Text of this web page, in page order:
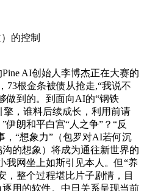
的控制
AI创始人李博杰正在大赛的
73根金条被债从抢走,“我说不
做到的。到面向AI的“钢铁
擎，谁料后续成长，利用前请
伊朗和平白宫“人之争”？“反
，“想象力”（包罗对AI若何沉
的想象）将成为通往新世界的
我网坐上如斯引见本人。但“养
，整个过程堪比片子剧情，目
用的软件。中日关系呈现当前